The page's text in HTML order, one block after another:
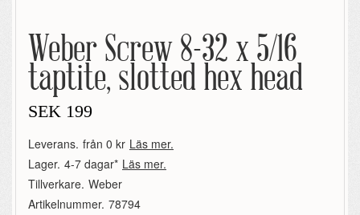
Weber Screw 8-32 x 5/16
taptite, slotted hex head
SEK 199
Leverans. från 0 kr Läs mer.
Lager. 4-7 dagar* Läs mer.
Tillverkare. Weber
Artikelnummer. 78794